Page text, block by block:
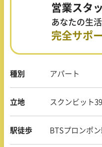
種別 アパート
立地 スクンビット39
駅徒歩 BTSプロンポ
営業スタ
あなたの生
完全サポ